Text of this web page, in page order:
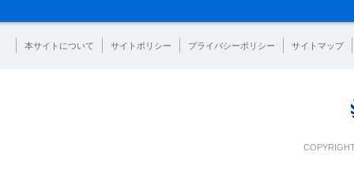
本サイトについて サイトポリシー プライバシーポリシー サイトマップ